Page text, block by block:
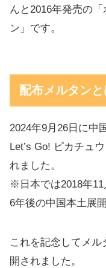
んと2016年発売の
ン」です。
配布メルタンと
2024年9月26日に中
Let’s Go! ピカチュ
れました。
※日本では2018年11
6年後の中国本土展開
これを記念してメ
開されました。